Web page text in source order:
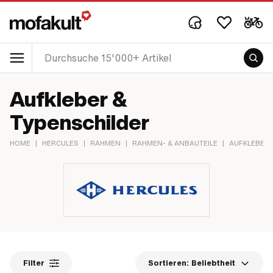
Aufkleber &
Typenschilder
HOME | HERCULES | RAHMEN | RAHMEN- & ANBAUTEILE | AUFKLEBER
Filter Sortieren: Beliebtheit